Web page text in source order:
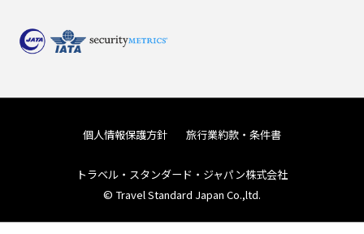
個人情報保護方針 旅行業約款・条件書
トラベル・スタンダード・ジャパン株式会社
© Travel Standard Japan Co.,ltd.